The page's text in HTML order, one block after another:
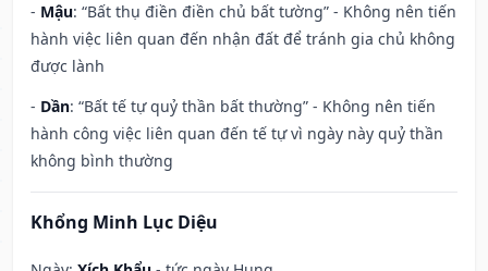
- Mậu: “Bất thụ điền điền chủ bất tường” - Không nên tiến
hành việc liên quan đến nhận đất để tránh gia chủ không
được lành
- Dần: “Bất tế tự quỷ thần bất thường” - Không nên tiến
hành công việc liên quan đến tế tự vì ngày này quỷ thần
không bình thường
Khổng Minh Lục Diệu